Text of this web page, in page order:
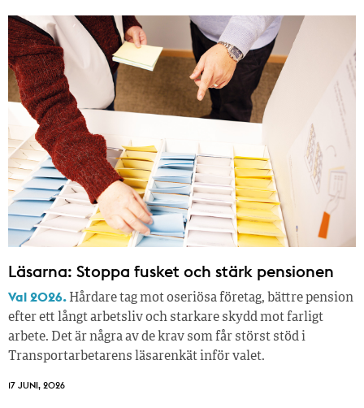
Läsarna: Stoppa fusket och stärk pensionen
Val 2026. Hårdare tag mot oseriösa företag, bättre pension
efter ett långt arbetsliv och starkare skydd mot farligt
arbete. Det är några av de krav som får störst stöd i
Transportarbetarens läsar­enkät inför valet.
17 JUNI, 2026